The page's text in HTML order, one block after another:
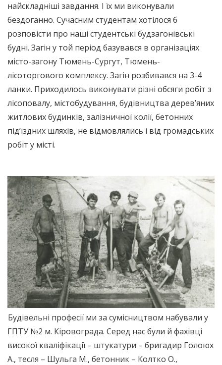
найскладніші завдання. І їх ми виконували
бездоганно. Сучасним студентам хотілося б
розповісти про наші студентські будзагонівські
будні. Загін у той період базувався в організаціях
місто-загону Тюмень-Сургут, Тюмень-
лісоторгового комплексу. Загін розбивався на 3-4
ланки. Приходилось виконувати різні обсяги робіт з
лісоповалу, містобудування, будівництва дерев’яних
житлових будинків, залізничної колії, бетонних
під’їздних шляхів, не відмовлялись і від громадських
робіт у місті.
Будівельні професії ми за сумісництвом набували у
ГПТУ №2 м. Кіровограда. Серед нас були й фахівці
високої кваліфікації – штукатури – бригадир Голоюх
А., тесля – Шульга М., бетонник – Колтко О.,